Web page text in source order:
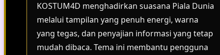
KOSTUM4D menghadirkan suasana Piala Dunia
melalui tampilan yang penuh energi, warna
yang tegas, dan penyajian informasi yang tetap
mudah dibaca. Tema ini membantu pengguna